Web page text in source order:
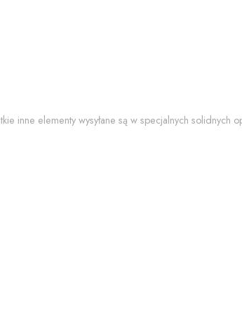
inne elementy wysyłane są w specjalnych solidnych